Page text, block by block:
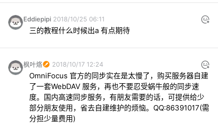
Eddiepipi 2018/10/25 06:11
三的教程什么时候出a 有点期待
枫叶烙 2018/10/17 12:24
OmniFocus 官方的同步实在是太慢了，购买服务器自建
了一套WebDAV 服务，再也不要忍受蜗牛般的同步速
度。国内高速同步服务，有朋友需要的话，可提供给少
部分朋友使用，省去自建维护的烦恼。QQ:86391017(需
分担少量费用)